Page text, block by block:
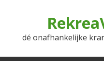
dé onafhankelijke